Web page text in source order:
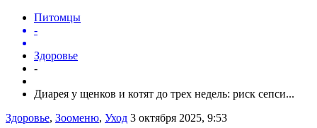
Питомцы
-
Здоровье
-
Диарея у щенков и котят до трех недель: риск сепси...
Здоровье, Зооменю, Уход 3 октября 2025, 9:53